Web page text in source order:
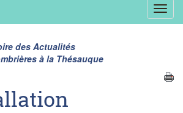
Menu
des Actualités
à la Thésauque